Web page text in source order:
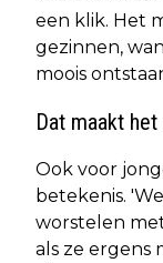
een klik. Het
gezinnen,
moois
Dat maakt
Ook voor
betekenis.
worstelen
als ze ergens